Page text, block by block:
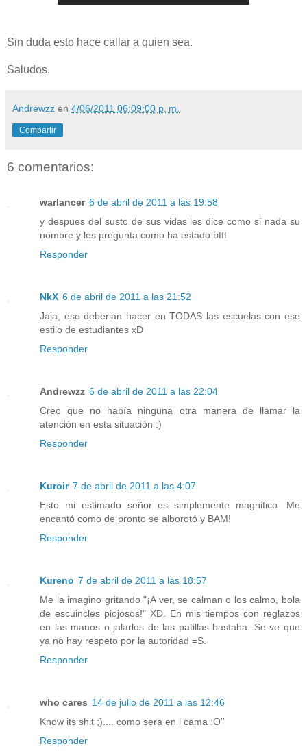
Sin duda esto hace callar a quien sea.
Saludos.
Andrewzz en 4/06/2011 06:09:00 p. m.
Compartir
6 comentarios:
warlancer 6 de abril de 2011 a las 19:58
y despues del susto de sus vidas les dice como si nada su
nombre y les pregunta como ha estado bfff
Responder
NkX 6 de abril de 2011 a las 21:52
Jaja, eso deberian hacer en TODAS las escuelas con ese
estilo de estudiantes xD
Responder
Andrewzz 6 de abril de 2011 a las 22:04
Creo que no había ninguna otra manera de llamar la
atención en esta situación :)
Responder
Kuroir 7 de abril de 2011 a las 4:07
Esto mi estimado señor es simplemente magnifico. Me
encantó como de pronto se alborotó y BAM!
Responder
Kureno 7 de abril de 2011 a las 18:57
Me la imagino gritando "¡A ver, se calman o los calmo, bola
de escuincles piojosos!" XD. En mis tiempos con reglazos
en las manos o jalarlos de las patillas bastaba. Se ve que
ya no hay respeto por la autoridad =S.
Responder
who cares 14 de julio de 2011 a las 12:46
Know its shit ;).... como sera en l cama :O''
Responder